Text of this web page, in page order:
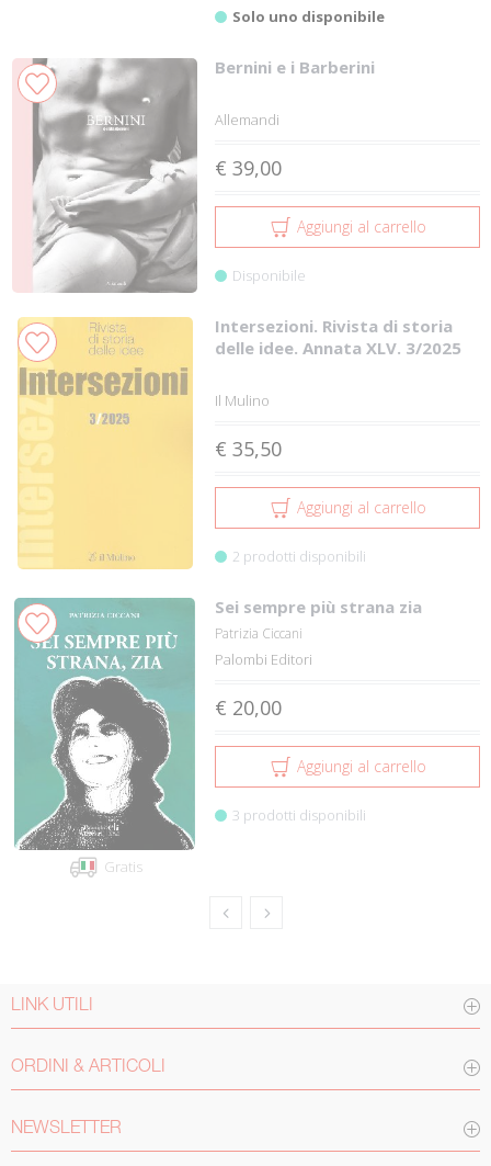
Solo uno disponibile
Bernini e i Barberini
Allemandi
€ 39,00
Aggiungi al carrello
Disponibile
Intersezioni. Rivista di storia
delle idee. Annata XLV. 3/2025
Il Mulino
€ 35,50
Aggiungi al carrello
2 prodotti disponibili
Gratis
Sei sempre più strana zia
Patrizia Ciccani
Palombi Editori
€ 20,00
Aggiungi al carrello
3 prodotti disponibili
LINK UTILI
ORDINI & ARTICOLI
NEWSLETTER